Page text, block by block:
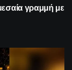
γραμμή με